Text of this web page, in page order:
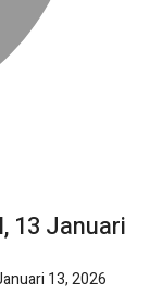
13 Januari
13, 2026